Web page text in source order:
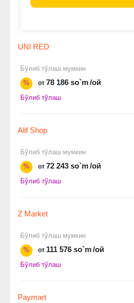
UNI RED
Бўлиб тўлаш мумкин
%
от 78 186 so`m/ой
Бўлиб тўлаш
Alif Shop
Бўлиб тўлаш мумкин
%
от 72 243 so`m/ой
Бўлиб тўлаш
Z Market
Бўлиб тўлаш мумкин
%
от 111 576 so`m/ой
Бўлиб тўлаш
Paymart